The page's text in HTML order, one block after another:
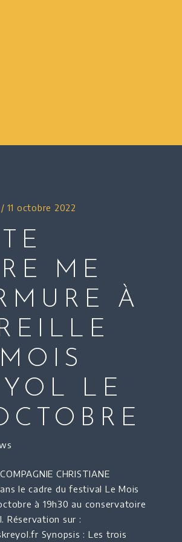
11 octobre 2022
ME
À
LE
CHRISTIANE
le cadre du festival Le Mois
à 19h30 au conservatoire
Réservation sur :
Synopsis : Les trois